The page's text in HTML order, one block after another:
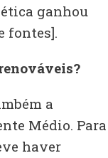
ganhou
fontes].
a
Médio. Para
haver